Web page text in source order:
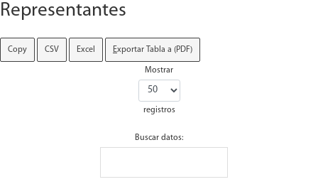
Representantes
Copy CSV Excel Exportar Tabla a (PDF)
Mostrar
registros
Buscar datos: